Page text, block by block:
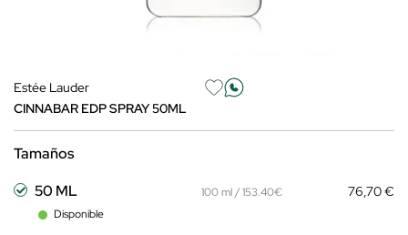
Estée Lauder
CINNABAR EDP SPRAY 50ML
Tamaños
50 ML
Disponible
100 ml / 153.40€ 76,70 €